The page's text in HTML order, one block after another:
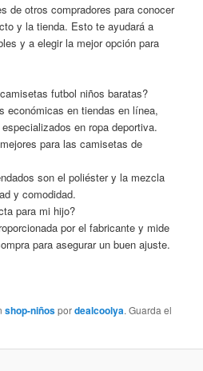
de otros compradores para conocer
y la tienda. Esto te ayudará a
y a elegir la mejor opción para
futbol niños baratas?
económicas en tiendas en línea,
en ropa deportiva.
para las camisetas de
son el poliéster y la mezcla
y comodidad.
para mi hijo?
por el fabricante y mide
para asegurar un buen ajuste.
shop-niñospordealcoolya. Guarda el